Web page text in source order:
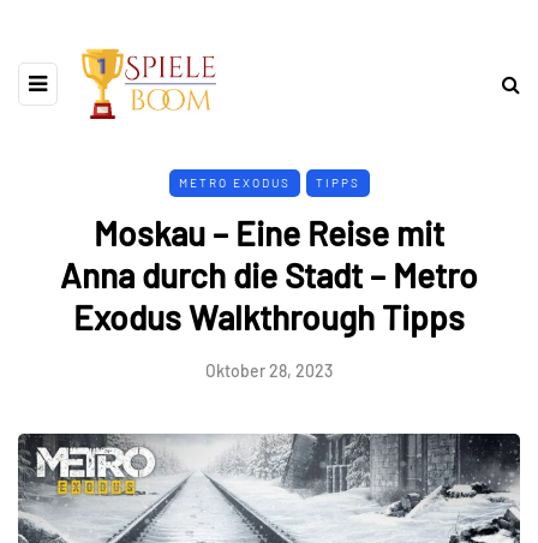
METRO EXODUS TIPPS
Moskau – Eine Reise mit
Anna durch die Stadt – Metro
Exodus Walkthrough Tipps
Oktober 28, 2023